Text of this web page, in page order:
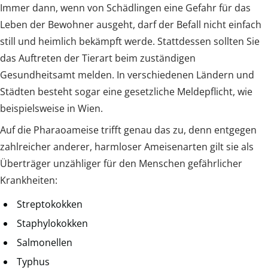
Immer dann, wenn von Schädlingen eine Gefahr für das
Leben der Bewohner ausgeht, darf der Befall nicht einfach
still und heimlich bekämpft werde. Stattdessen sollten Sie
das Auftreten der Tierart beim zuständigen
Gesundheitsamt melden. In verschiedenen Ländern und
Städten besteht sogar eine gesetzliche Meldepflicht, wie
beispielsweise in Wien.
Auf die Pharaoameise trifft genau das zu, denn entgegen
zahlreicher anderer, harmloser Ameisenarten gilt sie als
Überträger unzähliger für den Menschen gefährlicher
Krankheiten:
Streptokokken
Staphylokokken
Salmonellen
Typhus